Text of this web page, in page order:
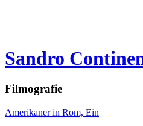
Sandro
Filmografie
Amerikaner in Rom, Ein